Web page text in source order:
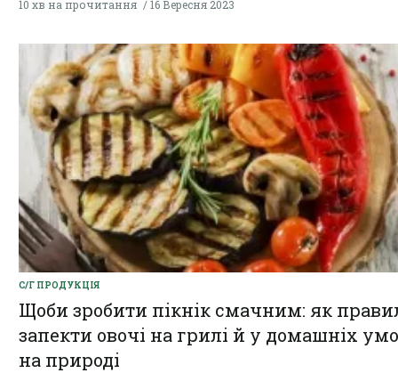
10 хв на прочитання 16 Вересня 2023
С/Г ПРОДУКЦІЯ
Щоби зробити пікнік смачним: як
запекти овочі на грилі й у домашніх
на природі